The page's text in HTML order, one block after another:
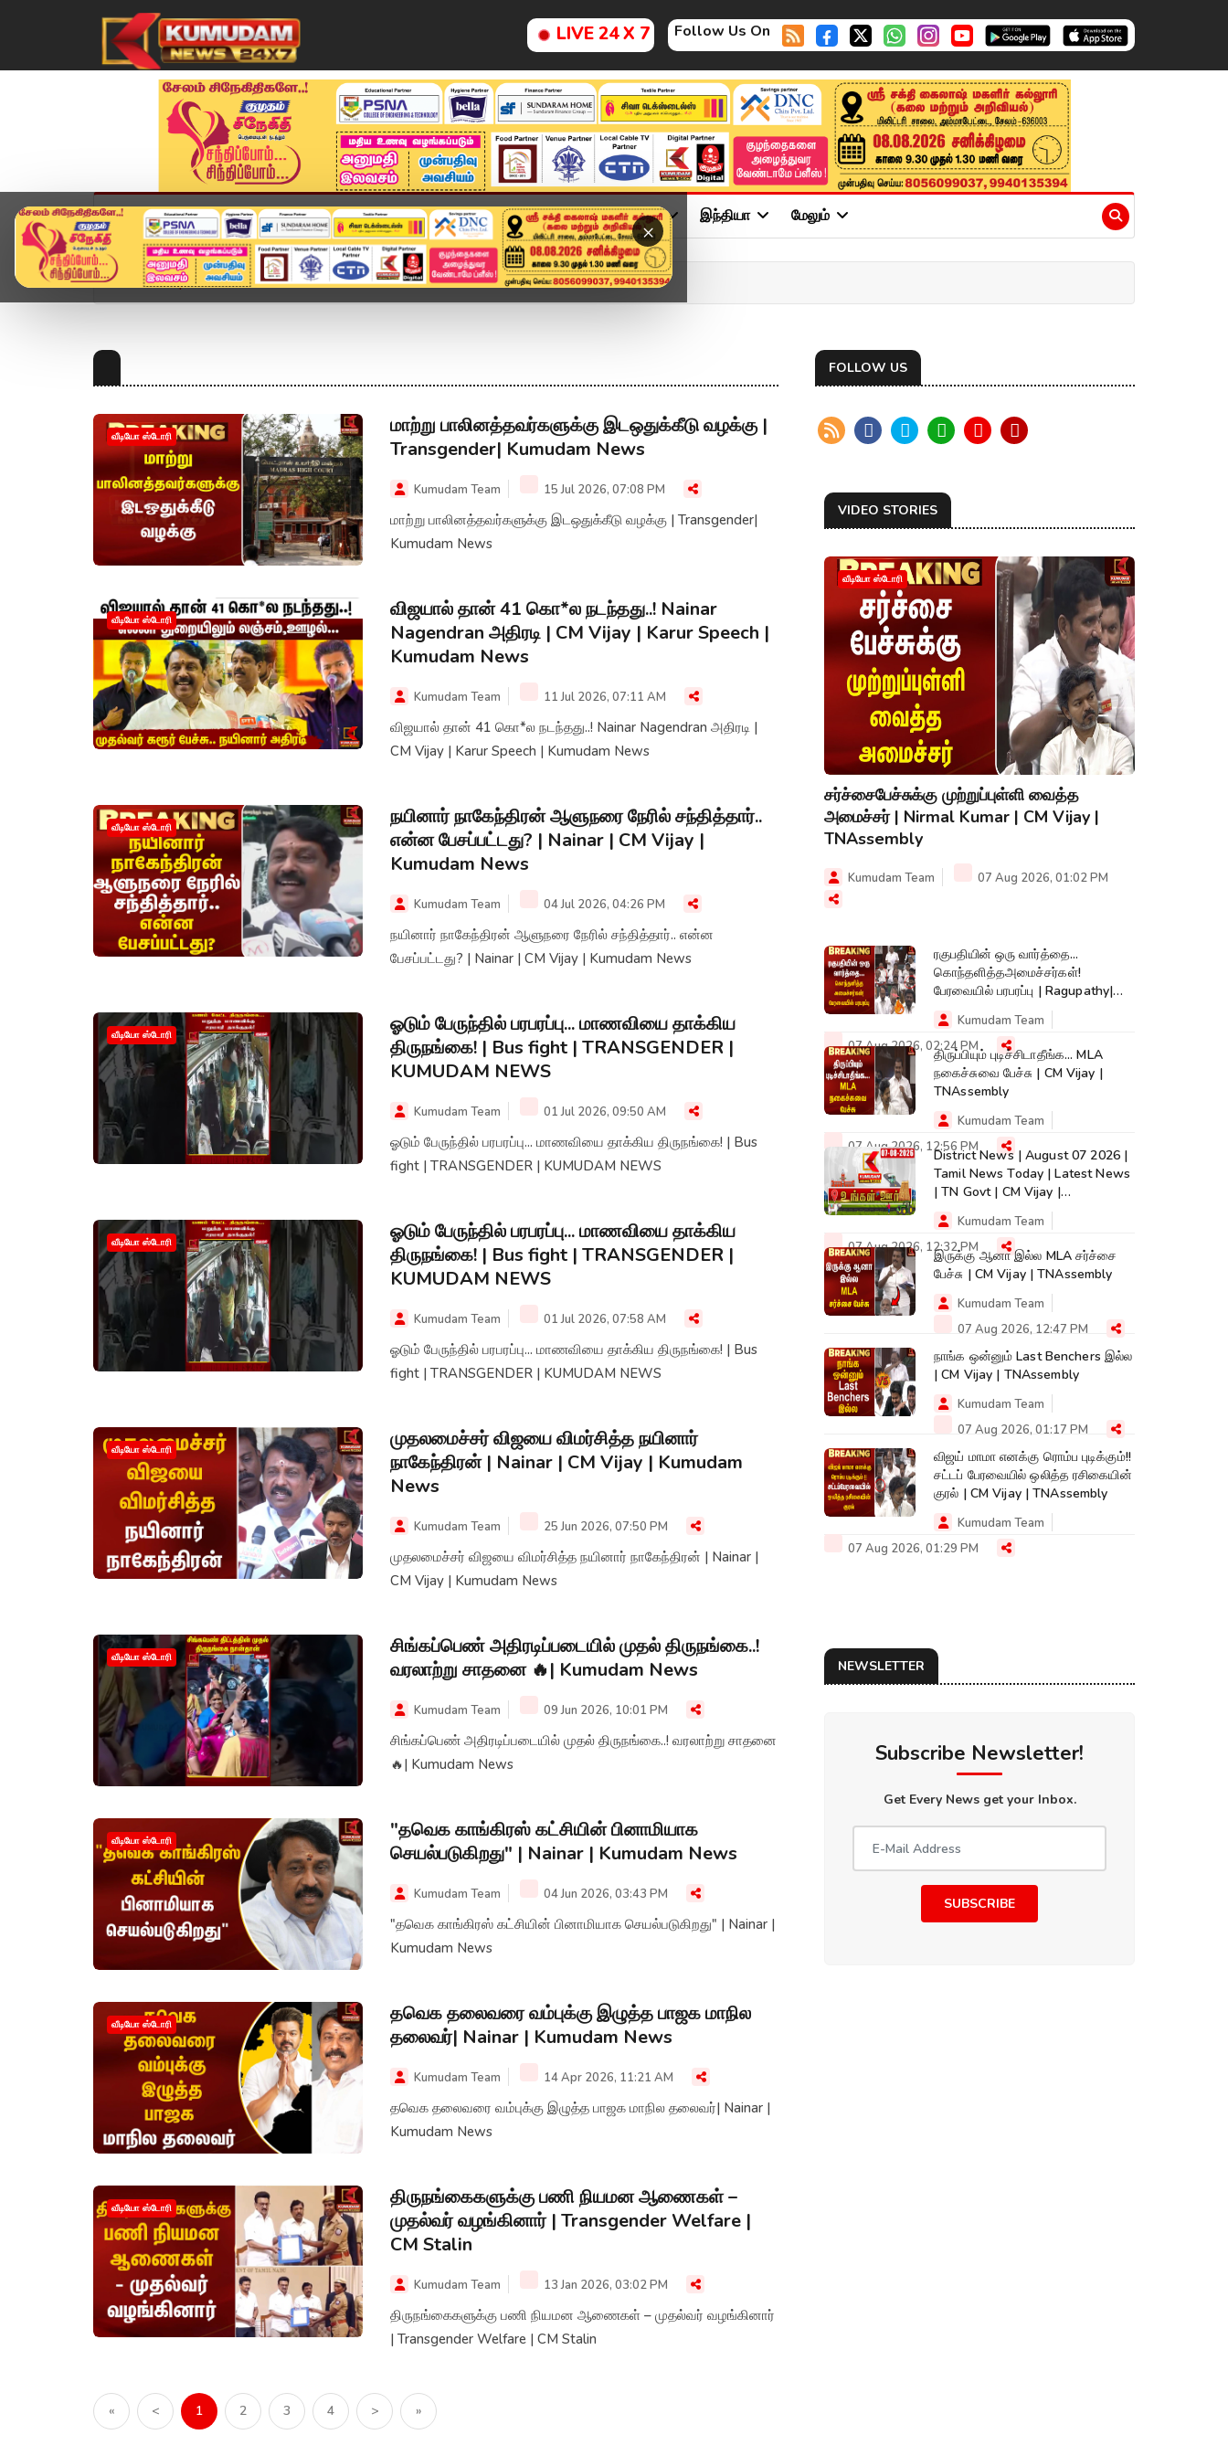
LIVE 24 X 7 Follow Us On
×
முகப்பு விளையாட்டு அண்மை தமிழ்நாடு சினிமா அரசியல் விளையாட்டு இந்தியா மேலும்
Home Topics
வீடியோ ஸ்டோரி
மாற்று பாலினத்தவர்களுக்கு இடஒதுக்கீடு வழக்கு |
Transgender| Kumudam News
Kumudam Team 15 Jul 2026, 07:08 PM
மாற்று பாலினத்தவர்களுக்கு இடஒதுக்கீடு வழக்கு | Transgender|
Kumudam News
வீடியோ ஸ்டோரி
விஜயால் தான் 41 கொ*ல நடந்தது..! Nainar
Nagendran அதிரடி | CM Vijay | Karur Speech |
Kumudam News
Kumudam Team 11 Jul 2026, 07:11 AM
விஜயால் தான் 41 கொ*ல நடந்தது..! Nainar Nagendran அதிரடி |
CM Vijay | Karur Speech | Kumudam News
வீடியோ ஸ்டோரி
நயினார் நாகேந்திரன் ஆளுநரை நேரில் சந்தித்தார்..
என்ன பேசப்பட்டது? | Nainar | CM Vijay |
Kumudam News
Kumudam Team 04 Jul 2026, 04:26 PM
நயினார் நாகேந்திரன் ஆளுநரை நேரில் சந்தித்தார்.. என்ன
பேசப்பட்டது? | Nainar | CM Vijay | Kumudam News
வீடியோ ஸ்டோரி
ஓடும் பேருந்தில் பரபரப்பு... மாணவியை தாக்கிய
திருநங்கை! | Bus fight | TRANSGENDER |
KUMUDAM NEWS
Kumudam Team 01 Jul 2026, 09:50 AM
ஓடும் பேருந்தில் பரபரப்பு... மாணவியை தாக்கிய திருநங்கை! | Bus
fight | TRANSGENDER | KUMUDAM NEWS
வீடியோ ஸ்டோரி
ஓடும் பேருந்தில் பரபரப்பு... மாணவியை தாக்கிய
திருநங்கை! | Bus fight | TRANSGENDER |
KUMUDAM NEWS
Kumudam Team 01 Jul 2026, 07:58 AM
ஓடும் பேருந்தில் பரபரப்பு... மாணவியை தாக்கிய திருநங்கை! | Bus
fight | TRANSGENDER | KUMUDAM NEWS
வீடியோ ஸ்டோரி
முதலமைச்சர் விஜயை விமர்சித்த நயினார்
நாகேந்திரன் | Nainar | CM Vijay | Kumudam
News
Kumudam Team 25 Jun 2026, 07:50 PM
முதலமைச்சர் விஜயை விமர்சித்த நயினார் நாகேந்திரன் | Nainar |
CM Vijay | Kumudam News
வீடியோ ஸ்டோரி
சிங்கப்பெண் அதிரடிப்படையில் முதல் திருநங்கை..!
வரலாற்று சாதனை 🔥| Kumudam News
Kumudam Team 09 Jun 2026, 10:01 PM
சிங்கப்பெண் அதிரடிப்படையில் முதல் திருநங்கை..! வரலாற்று சாதனை
🔥| Kumudam News
வீடியோ ஸ்டோரி
"தவெக காங்கிரஸ் கட்சியின் பினாமியாக
செயல்படுகிறது" | Nainar | Kumudam News
Kumudam Team 04 Jun 2026, 03:43 PM
"தவெக காங்கிரஸ் கட்சியின் பினாமியாக செயல்படுகிறது" | Nainar |
Kumudam News
வீடியோ ஸ்டோரி
தவெக தலைவரை வம்புக்கு இழுத்த பாஜக மாநில
தலைவர்| Nainar | Kumudam News
Kumudam Team 14 Apr 2026, 11:21 AM
தவெக தலைவரை வம்புக்கு இழுத்த பாஜக மாநில தலைவர்| Nainar |
Kumudam News
வீடியோ ஸ்டோரி
திருநங்கைகளுக்கு பணி நியமன ஆணைகள் –
முதல்வர் வழங்கினார் | Transgender Welfare |
CM Stalin
Kumudam Team 13 Jan 2026, 03:02 PM
திருநங்கைகளுக்கு பணி நியமன ஆணைகள் – முதல்வர் வழங்கினார்
| Transgender Welfare | CM Stalin
« < 1 2 3 4 > »
FOLLOW US
VIDEO STORIES
வீடியோ ஸ்டோரி
சர்ச்சைபேச்சுக்கு முற்றுப்புள்ளி வைத்த
அமைச்சர் | Nirmal Kumar | CM Vijay |
TNAssembly
Kumudam Team 07 Aug 2026, 01:02 PM
ரகுபதியின் ஒரு வார்த்தை...
கொந்தளித்தஅமைச்சர்கள்!
பேரவையில் பரபரப்பு | Ragupathy|
TNAssembly
Kumudam Team
07 Aug 2026, 02:24 PMதிருப்பியும் புடிச்சிடாதீங்க... MLA
நகைச்சுவை பேச்சு | CM Vijay |
TNAssembly
Kumudam Team
07 Aug 2026, 12:56 PMDistrict News | August 07 2026 |
Tamil News Today | Latest News
| TN Govt | CM Vijay |
TVK|Tamilnadu
Kumudam Team
07 Aug 2026, 12:32 PMஇருக்கு ஆனா இல்ல MLA சர்ச்சை
பேச்சு | CM Vijay | TNAssembly
Kumudam Team
07 Aug 2026, 12:47 PM
நாங்க ஒன்னும் Last Benchers இல்ல
| CM Vijay | TNAssembly
Kumudam Team
07 Aug 2026, 01:17 PM
விஜய் மாமா எனக்கு ரொம்ப புடிக்கும்!!
சட்டப் பேரவையில் ஒலித்த ரசிகையின்
குரல் | CM Vijay | TNAssembly
Kumudam Team
07 Aug 2026, 01:29 PM
NEWSLETTER
Subscribe Newsletter!
Get Every News get your Inbox.
SUBSCRIBE